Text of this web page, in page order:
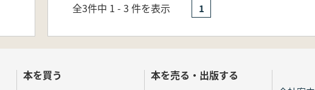
全3件中 1 - 3 件を表示 1
本を買う 本を売る・出版する